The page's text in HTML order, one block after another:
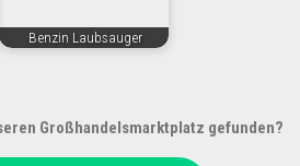
Benzin Laubsauger
Großhandelsmarktplatz gefunden?